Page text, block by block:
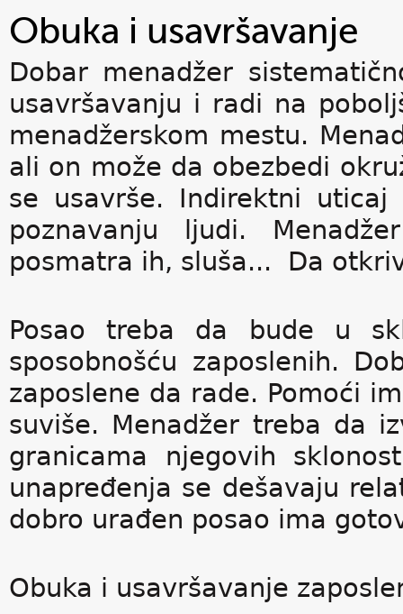
Obuka i usavršavanje
Dobar menadžer
usavršavanju i radi na
menadžerskom mestu.
ali on može da obezbedi
se usavrše. Indirektni
poznavanju ljudi.
posmatra ih, sluša... Da
Posao treba da bude u
sposobnošću zaposlenih.
zaposlene da rade. Pomoći
suviše. Menadžer treba da
granicama njegovih
unapređenja se dešavaju
dobro urađen posao ima
Obuka i usavršavanje